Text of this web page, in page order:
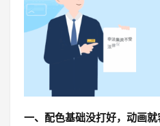
一、配色基础没打好，动画